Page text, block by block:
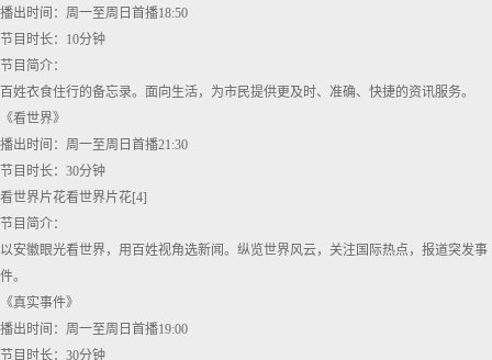
播出时间：周一至周日首播18:50
节目时长：10分钟
节目简介：
百姓衣食住行的备忘录。面向生活，为市民提供更及时、准确、快捷的资讯服务。
《看世界》
播出时间：周一至周日首播21:30
节目时长：30分钟
看世界片花看世界片花[4]
节目简介：
以安徽眼光看世界，用百姓视角选新闻。纵览世界风云，关注国际热点，报道突发事
件。
《真实事件》
播出时间：周一至周日首播19:00
节目时长：30分钟